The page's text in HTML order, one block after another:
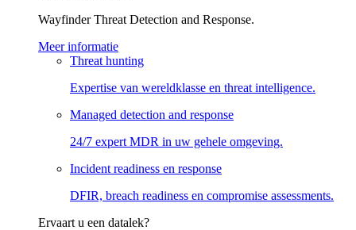
Wayfinder Threat Detection and Response.
Meer informatie
Threat hunting
Expertise van wereldklasse en threat intelligence.
Managed detection and response
24/7 expert MDR in uw gehele omgeving.
Incident readiness en response
DFIR, breach readiness en compromise assessments.
Ervaart u een datalek?